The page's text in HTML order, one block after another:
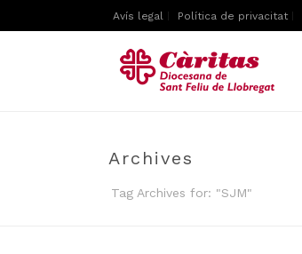
Avís legal Política de privacitat
Archives
Tag Archives for: "SJM"